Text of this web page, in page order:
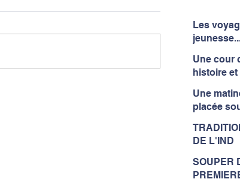
Les
Une cour
histoire
Une
placée
à l'IND...
DE L'IND
SOUPER